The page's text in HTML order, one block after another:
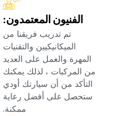
‏الفنيون المعتمدون:‏
‏تم تدريب فريقنا من
الميكانيكيين والتقنيات
المهرة والعمل على العديد
من المركبات ، لذلك يمكنك
التأكد من أن سيارتك أودي
ستحصل على أفضل رعاية
ممكنة.‏